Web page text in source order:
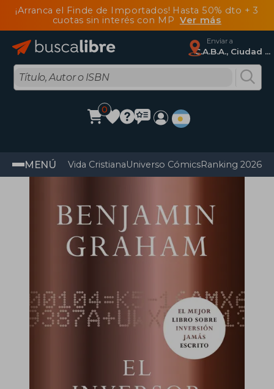
¡Arranca el Finde de Importados! Hasta 50% dto + 3
cuotas sin interés con MP Ver más
Enviar a
C.A.B.A., Ciudad Autónoma De Buenos Aires
0
MENÚ Vida CristianaUniverso CómicsRanking 2026